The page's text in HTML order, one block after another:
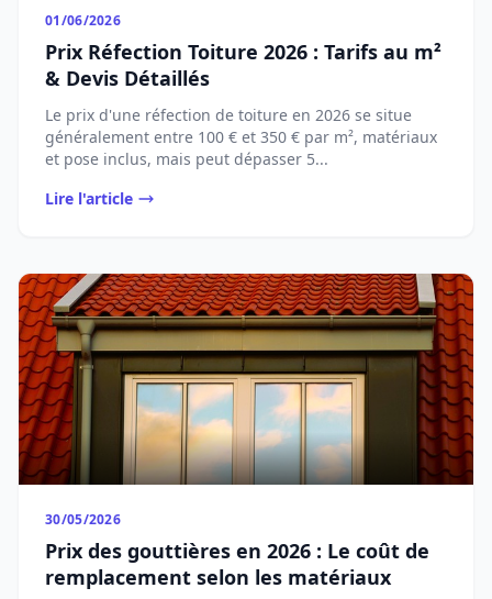
01/06/2026
Prix Réfection Toiture 2026 : Tarifs au m²
& Devis Détaillés
Le prix d'une réfection de toiture en 2026 se situe
généralement entre 100 € et 350 € par m², matériaux
et pose inclus, mais peut dépasser 5...
Lire l'article
30/05/2026
Prix des gouttières en 2026 : Le coût de
remplacement selon les matériaux